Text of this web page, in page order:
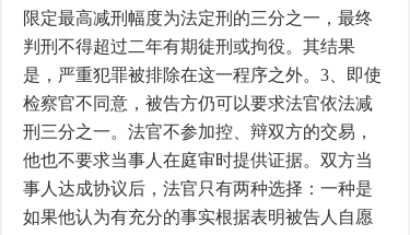
限定最高减刑幅度为法定刑的三分之一，最终
判刑不得超过二年有期徒刑或拘役。其结果
是，严重犯罪被排除在这一程序之外。3、即使
检察官不同意，被告方仍可以要求法官依法减
刑三分之一。法官不参加控、辩双方的交易，
他也不要求当事人在庭审时提供证据。双方当
事人达成协议后，法官只有两种选择：一种是
如果他认为有充分的事实根据表明被告人自愿